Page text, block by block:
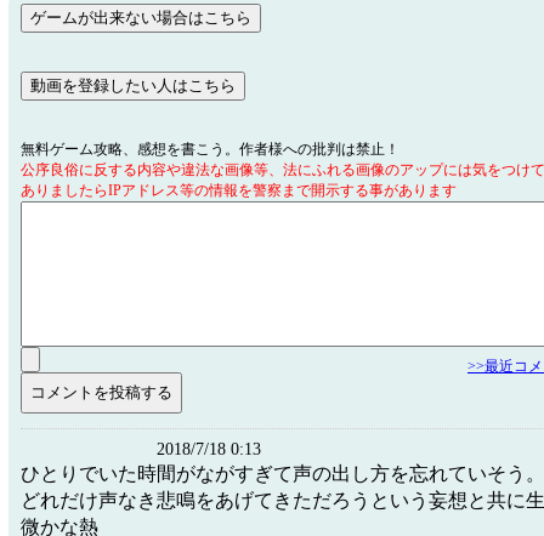
無料ゲーム攻略、感想を書こう。作者様への批判は禁止！
公序良俗に反する内容や違法な画像等、法にふれる画像のアップには気をつけ
ありましたらIPアドレス等の情報を警察まで開示する事があります
>>最近コ
2018/7/18 0:13
ひとりでいた時間がながすぎて声の出し方を忘れていそう。
どれだけ声なき悲鳴をあげてきただろうという妄想と共に
微かな熱